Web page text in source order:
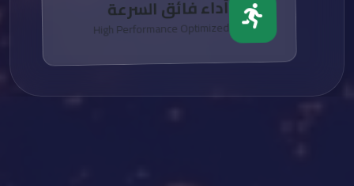
أداء فائق السرعة
High Performance Optimized